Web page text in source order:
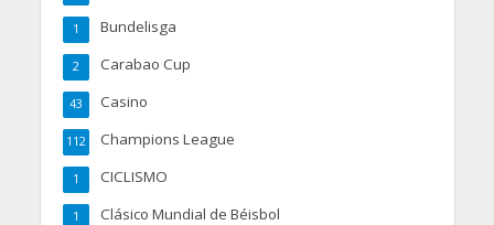
Bundelisga
1
Carabao Cup
2
Casino
43
Champions League
112
CICLISMO
1
Clásico Mundial de Béisbol
1